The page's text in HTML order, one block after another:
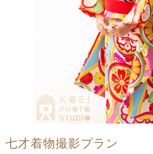
七才着物撮影プラン